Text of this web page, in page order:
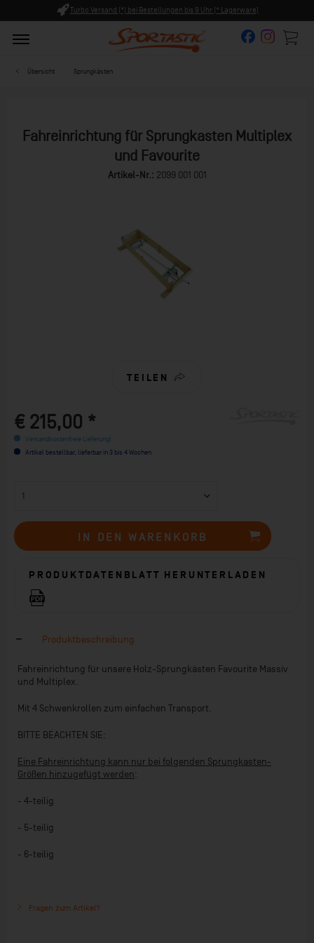
(*) bei Bestellungen bis 9 Uhr (* Lagerware)
Übersicht Sprungkästen
Fahreinrichtung für Sprungkasten Multiplex
und Favourite
Artikel-Nr.: 2099 001 001
TEILEN
€ 215,00 *
Versandkostenfreie Lieferung!
Artikel bestellbar, lieferbar in 3 bis 4 Wochen
IN DEN WARENKORB
PRODUKTDATENBLATT HERUNTERLADEN
Produktbeschreibung
Fahreinrichtung für unsere Holz-Sprungkästen Favourite Massiv
und Multiplex.
Mit 4 Schwenkrollen zum einfachen Transport.
BITTE BEACHTEN SIE:
Eine Fahreinrichtung kann nur bei folgenden Sprungkasten-
Größen hinzugefügt werden:
- 4-teilig
- 5-teilig
- 6-teilig
Fragen zum Artikel?